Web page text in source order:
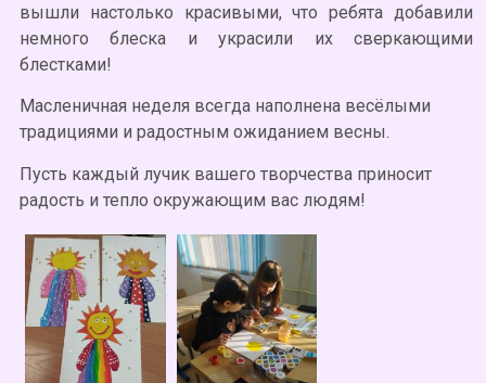
вышли настолько красивыми, что ребята добавили
немного блеска и украсили их сверкающими
блестками!
Масленичная неделя всегда наполнена весёлыми
традициями и радостным ожиданием весны.
Пусть каждый лучик вашего творчества приносит
радость и тепло окружающим вас людям!